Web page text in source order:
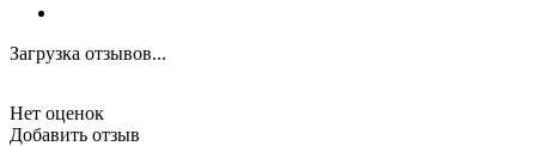
Загрузка отзывов...
Нет оценок
Добавить отзыв